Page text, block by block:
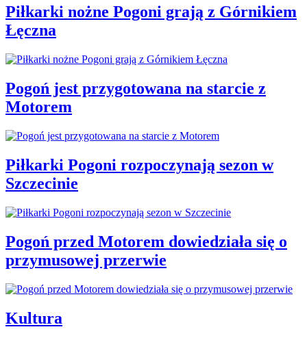
Piłkarki nożne Pogoni grają z Górnikiem
Łęczna
Pogoń jest przygotowana na starcie z
Motorem
Piłkarki Pogoni rozpoczynają sezon w
Szczecinie
Pogoń przed Motorem dowiedziała się o
przymusowej przerwie
Kultura